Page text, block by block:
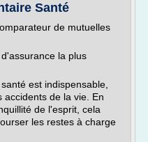
Santé
de mutuelles
la plus
est indispensable,
de la vie. En
de l'esprit, cela
les restes à charge